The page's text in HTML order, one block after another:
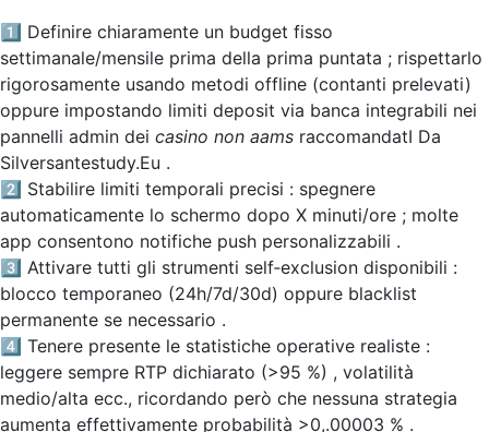
1️⃣ Definire chiaramente un budget fisso
settimanale/mensile prima della prima puntata ; rispettarlo
rigorosamente usando metodi offline (contanti prelevati)
oppure impostando limiti deposit via banca integrabili nei
pannelli admin dei casino non aams raccomandatI Da
Silversantestudy.Eu .
2️⃣ Stabilire limiti temporali precisi : spegnere
automaticamente lo schermo dopo X minuti/ore ; molte
app consentono notifiche push personalizzabili .
3️⃣ Attivare tutti gli strumenti self‑exclusion disponibili :
blocco temporaneo (24h/7d/30d) oppure blacklist
permanente se necessario .
4️⃣ Tenere presente le statistiche operative realiste :
leggere sempre RTP dichiarato (>95 %) , volatilità
medio/alta ecc., ricordando però che nessuna strategia
aumenta effettivamente probabilità >0,.00003 % .